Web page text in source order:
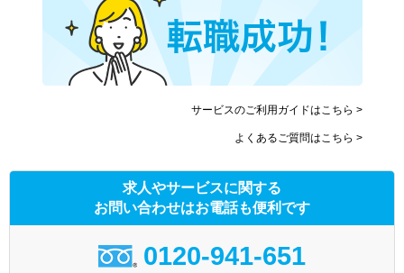
サービスのご利用ガイドはこちら >
よくあるご質問はこちら >
求人やサービスに関する
お問い合わせはお電話も便利です
0120-941-651